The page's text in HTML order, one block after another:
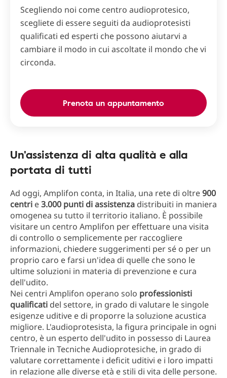
Scegliendo noi come centro audioprotesico,
scegliete di essere seguiti da audioprotesisti
qualificati ed esperti che possono aiutarvi a
cambiare il modo in cui ascoltate il mondo che vi
circonda.
Prenota un appuntamento
Un'assistenza di alta qualità e alla
portata di tutti
Ad oggi, Amplifon conta, in Italia, una rete di oltre900
centri e3.000 punti di assistenza distribuiti in maniera
omogenea su tutto il territorio italiano. È possibile
visitare un centro Amplifon per effettuare una visita
di controllo o semplicemente per raccogliere
informazioni, chiedere suggerimenti per sé o per un
proprio caro e farsi un'idea di quelle che sono le
ultime soluzioni in materia di prevenzione e cura
dell'udito.
Nei centri Amplifon operano solo professionisti
qualificati del settore, in grado di valutare le singole
esigenze uditive e di proporre la soluzione acustica
migliore. L'audioprotesista, la figura principale in ogni
centro, è un esperto dell'udito in possesso di Laurea
Triennale in Tecniche Audioprotesiche, in grado di
valutare correttamente i deficit uditivi e i loro impatti
in relazione alle diverse età e stili di vita delle persone.